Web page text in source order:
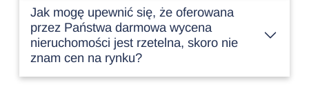
Jak mogę upewnić się, że oferowana
przez Państwa darmowa wycena
nieruchomości jest rzetelna, skoro nie
znam cen na rynku?